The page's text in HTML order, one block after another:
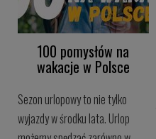
100 pomysłów na
wakacje w Polsce
Sezon urlopowy to nie tylko
wyjazdy w środku lata. Urlop